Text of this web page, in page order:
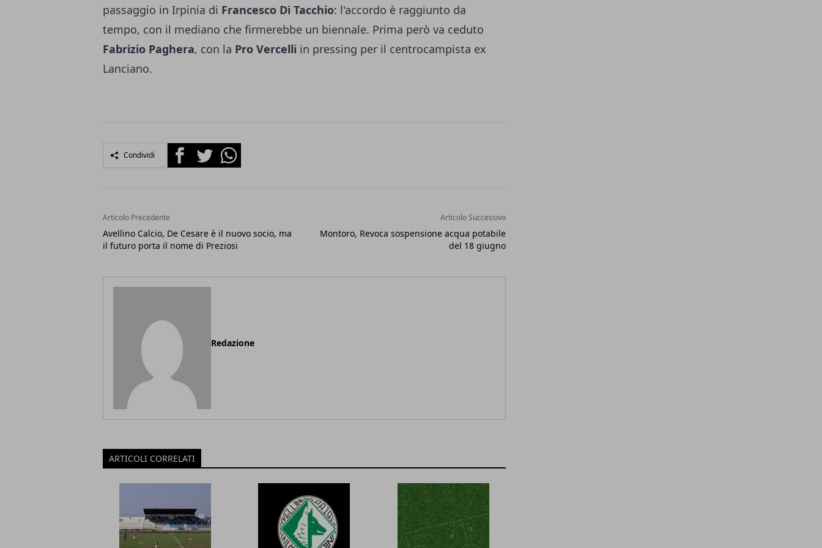
passaggio in Irpinia di Francesco Di Tacchio: l'accordo è raggiunto da
tempo, con il mediano che firmerebbe un biennale. Prima però va ceduto
Fabrizio Paghera, con la Pro Vercelli in pressing per il centrocampista ex
Lanciano.
Condividi FacebookTwitterWhatsapp
Articolo Precedente
Avellino Calcio, De Cesare è il nuovo socio, ma
il futuro porta il nome di Preziosi
Articolo Successivo
Montoro, Revoca sospensione acqua potabile
del 18 giugno
Redazione
ARTICOLI CORRELATI